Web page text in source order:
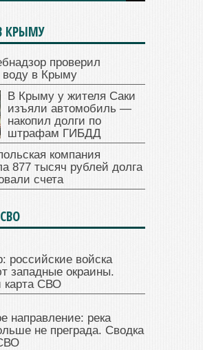
КРЫМУ
проверил
воду в Крыму
В Крыму у жителя Саки
изъяли автомобиль —
накопил долги по
штрафам ГИБДД
компания
877 тысяч рублей долга
счета
российские войска
западные окраины.
карта СВО
направление: река
не преграда. Сводка